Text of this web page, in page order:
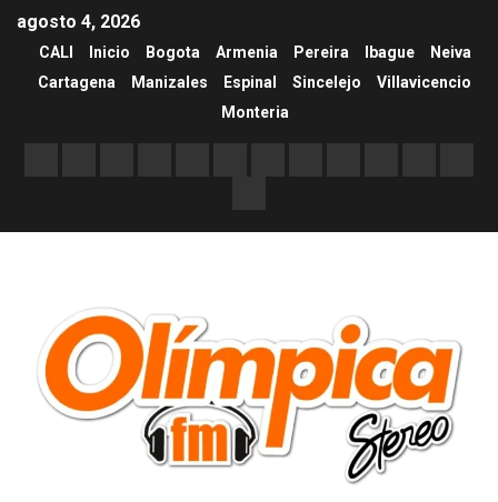
agosto 4, 2026
CALI Inicio Bogota Armenia Pereira Ibague
Neiva
Cartagena
Manizales Espinal Sincelejo
Villavicencio
Monteria